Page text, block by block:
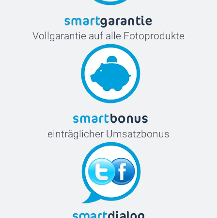
Vollgarantie auf alle Fotoprodukte
einträglicher Umsatzbonus